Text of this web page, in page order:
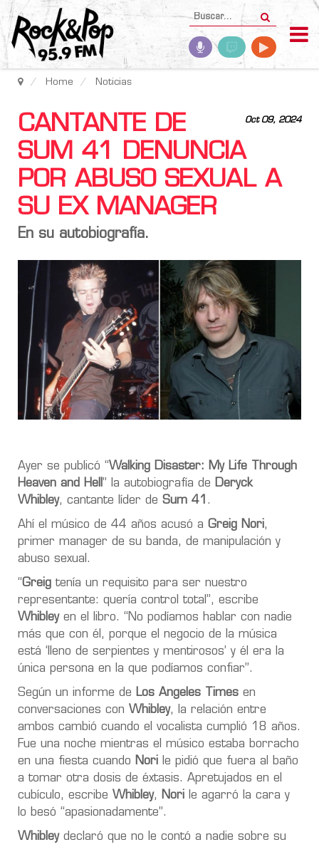
Home Noticias
Oct 09, 2024
CANTANTE DE
SUM 41 DENUNCIA
POR ABUSO SEXUAL A
SU EX MANAGER
En su autobiografía.
Ayer se publicó “Walking Disaster: My Life Through
Heaven and Hell ” la autobiografía de Deryck
Whibley, cantante líder de Sum 41 .
Ahí el músico de 44 años acusó a Greig Nori,
primer manager de su banda, de manipulación y
abuso sexual.
“Greig tenía un requisito para ser nuestro
representante: quería control total”, escribe
Whibleyen el libro. “No podíamos hablar con nadie
más que con él, porque el negocio de la música
está ‘lleno de serpientes y mentirosos’ y él era la
única persona en la que podíamos confiar”.
Según un informe de Los Angeles Times en
conversaciones con Whibley, la relación entre
ambos cambió cuando el vocalista cumplió 18 años.
Fue una noche mientras el músico estaba borracho
en una fiesta cuando
Nori le pidió que fuera al baño
a tomar otra dosis de éxtasis. Apretujados en el
cubículo, escribe Whibley, Nori le agarró la cara y
lo besó “apasionadamente”.
Whibleydeclaró que no le contó a nadie sobre su